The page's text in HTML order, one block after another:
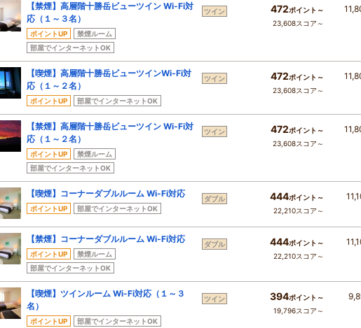
【禁煙】高層階十勝岳ビューツイン Wi-Fi対
応（１～３名）
ポイントUP
禁煙ルーム
部屋でインターネットOK
ツイン 472ポイント～
23,608スコア～
【喫煙】高層階十勝岳ビューツインWi-Fi対
応（１～２名）
ポイントUP 部屋でインターネットOK
ツイン 472ポイント～
23,608スコア～
【禁煙】高層階十勝岳ビューツイン Wi-Fi対
応（１～２名）
ポイントUP
禁煙ルーム
部屋でインターネットOK
ツイン 472ポイント～
23,608スコア～
【喫煙】コーナーダブルルーム Wi-Fi対応
ポイントUP 部屋でインターネットOK
ダブル 444ポイント～
22,210スコア～
【禁煙】コーナーダブルルーム Wi-Fi対応
ポイントUP
禁煙ルーム
部屋でインターネットOK
ダブル 444ポイント～
22,210スコア～
【喫煙】ツインルーム Wi-Fi対応（１～３
名）
ポイントUP 部屋でインターネットOK
ツイン 394ポイント～
19,796スコア～